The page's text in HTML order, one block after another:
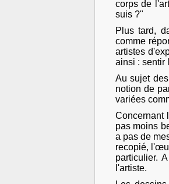
corps de
suis ?"
Plus tard,
comme
artistes
ainsi : sentir
Au sujet
notion de
variées
Concernant
pas moins
a pas de
recopié,
particulier.
l'artiste.